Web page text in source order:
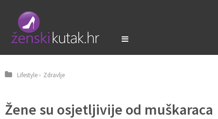
Lifestyle › Zdravlje
Žene su osjetljivije od muškaraca